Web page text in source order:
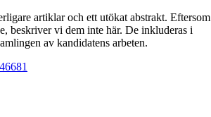
artiklar och ett utökat abstrakt. Eftersom
beskriver vi dem inte här. De inkluderas i
av kandidatens arbeten.